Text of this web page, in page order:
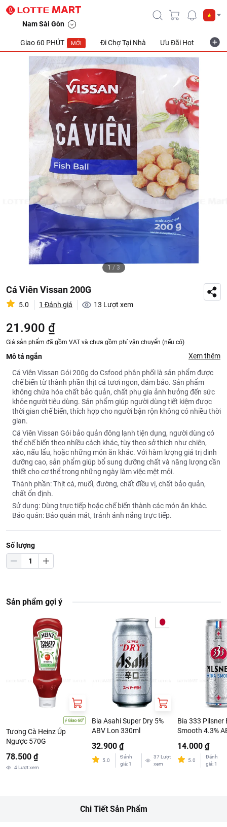
Nam Sài Gòn
Giao 60 PHÚT MỚI Đi Chợ Tại Nhà Ưu Đãi Hot
1 / 3
Cá Viên Vissan 200G
5.0 1 Đánh giá 13 Lượt xem
21.900 ₫
Giá sản phẩm đã gồm VAT và chưa gồm phí vận chuyển (nếu có)
Mô tả ngắn Xem thêm
Cá Viên Vissan Gói 200g do Csfood phân phối là sản phẩm được
chế biến từ thành phần thịt cá tươi ngon, đảm bảo. Sản phẩm
không chứa hóa chất bảo quản, chất phụ gia ảnh hưởng đến sức
khỏe người tiêu dùng. Sản phẩm giúp người dùng tiết kiệm được
thời gian chế biến, thích hợp cho người bận rộn không có nhiều thời
gian.
Cá Viên Vissan Gói bảo quản đông lạnh tiện dụng, người dùng có
thể chế biến theo nhiều cách khác, tùy theo sở thích như chiên,
xào, nấu lẩu, hoặc những món ăn khác. Với hàm lượng giá trị dinh
dưỡng cao, sản phẩm giúp bổ sung dưỡng chất và năng lượng cần
thiết cho cơ thể trong những ngày làm việc mệt mỏi.
Thành phần: Thịt cá, muối, đường, chất điều vị, chất bảo quản,
chất ổn định.
Sử dụng: Dùng trực tiếp hoặc chế biến thành các món ăn khác.
Bảo quản: Bảo quản mát, tránh ánh nắng trực tiếp.
Số lượng
Sản phẩm gợi ý
Tương Cà Heinz Úp
Ngược 570G
78.500 ₫
4Lượt xem
Bia Asahi Super Dry 5%
ABV Lon 330ml
32.900 ₫
5.0
Đánh
giá: 1
37 Lượt
xem
Bia 333 Pilsner
Smooth 4.3%
14.000 ₫
5.0
Đánh
giá: 1
Chi Tiết Sản Phẩm